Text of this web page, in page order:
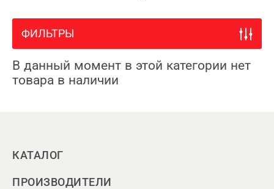
ФИЛЬТРЫ
В данный момент в этой категории нет
товара в наличии
КАТАЛОГ
ПРОИЗВОДИТЕЛИ